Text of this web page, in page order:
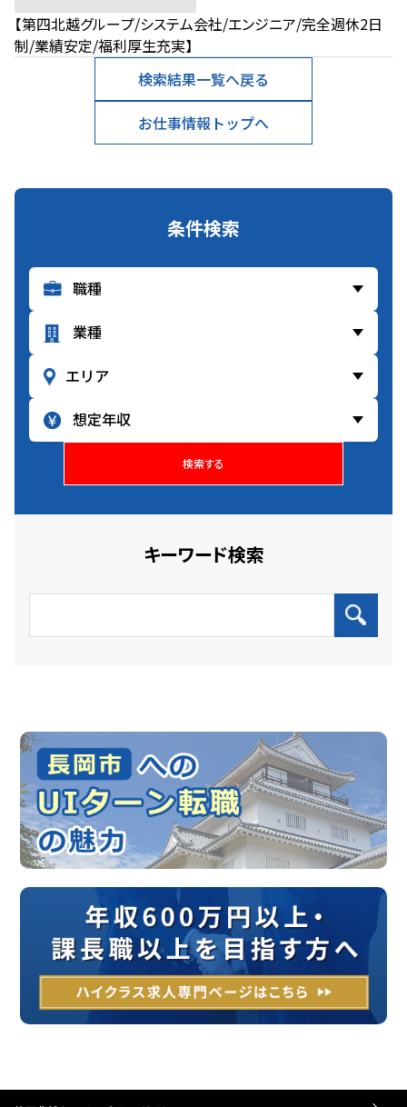
条件検索
検索する
キーワード検索
【第四北越グループ/システム会社/エンジニア/完全週休2日
制/業績安定/福利厚生充実】
検索結果一覧へ戻る
お仕事情報トップへ